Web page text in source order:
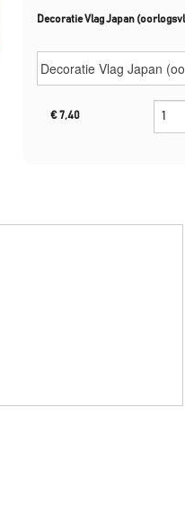
Decoratie Vlag Japan
€7,40